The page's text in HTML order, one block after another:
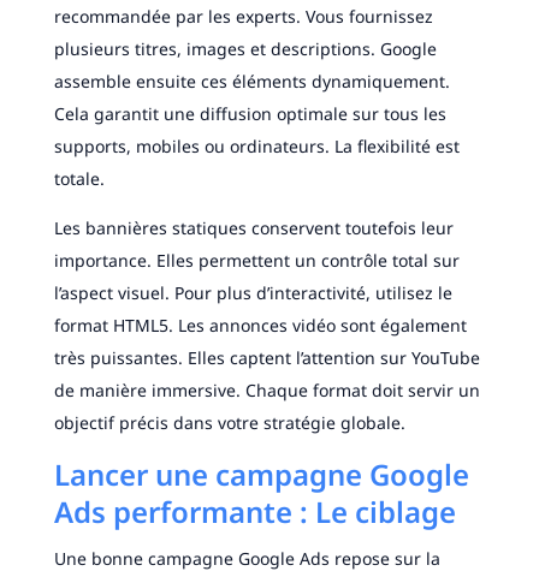
recommandée par les experts. Vous fournissez
plusieurs titres, images et descriptions. Google
assemble ensuite ces éléments dynamiquement.
Cela garantit une diffusion optimale sur tous les
supports, mobiles ou ordinateurs. La flexibilité est
totale.
Les bannières statiques conservent toutefois leur
importance. Elles permettent un contrôle total sur
l’aspect visuel. Pour plus d’interactivité, utilisez le
format HTML5. Les annonces vidéo sont également
très puissantes. Elles captent l’attention sur YouTube
de manière immersive. Chaque format doit servir un
objectif précis dans votre stratégie globale.
Lancer une campagne Google
Ads performante : Le ciblage
Une bonne campagne Google Ads repose sur la